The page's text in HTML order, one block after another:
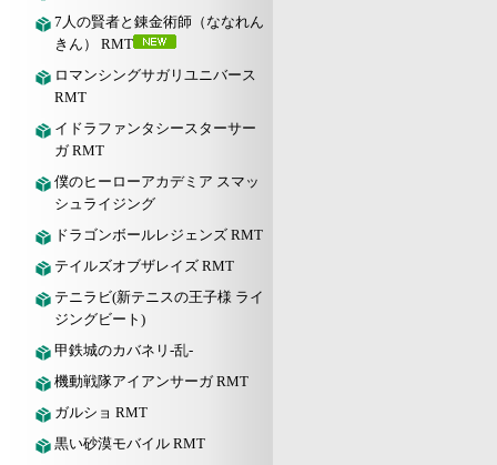
7人の賢者と錬金術師（ななれん
きん） RMT
ロマンシングサガリユニバース
RMT
イドラファンタシースターサー
ガ RMT
僕のヒーローアカデミア スマッ
シュライジング
ドラゴンボールレジェンズ RMT
テイルズオブザレイズ RMT
テニラビ(新テニスの王子様 ライ
ジングビート)
甲鉄城のカバネリ-乱-
機動戦隊アイアンサーガ RMT
ガルショ RMT
黒い砂漠モバイル RMT